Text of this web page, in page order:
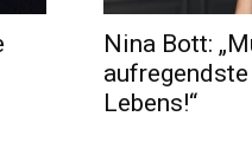
Nina Bott:
Lebens!“